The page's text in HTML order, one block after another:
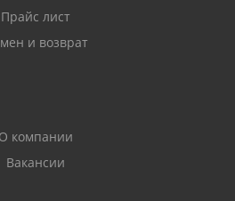
Прайс лист
и возврат
О компании
Вакансии